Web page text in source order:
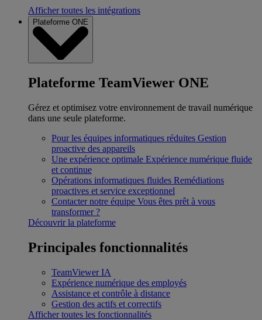
Afficher toutes les intégrations
Plateforme ONE
Plateforme TeamViewer ONE
Gérez et optimisez votre environnement de travail numérique
dans une seule plateforme.
Pour les équipes informatiques réduites Gestion
proactive des appareils
Une expérience optimale Expérience numérique fluide
et continue
Opérations informatiques fluides Remédiations
proactives et service exceptionnel
Contacter notre équipe Vous êtes prêt à vous
transformer ?
Découvrir la plateforme
Principales fonctionnalités
TeamViewer IA
Expérience numérique des employés
Assistance et contrôle à distance
Gestion des actifs et correctifs
Afficher toutes les fonctionnalités